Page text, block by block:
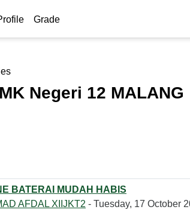
Grade
Negeri 12 MALANG
BATERAI MUDAH HABIS
AFDAL XIIJKT2 - Tuesday, 17 October